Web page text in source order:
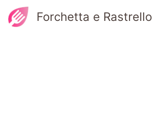
contenuto
Forchetta e Rastrello